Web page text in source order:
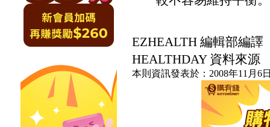
EZHEALTH 編輯部編譯
HEALTHDAY 資料來源
本則資訊發表於：2008年11月6